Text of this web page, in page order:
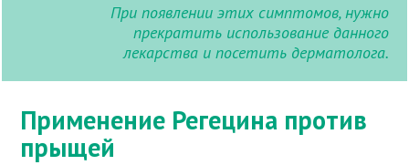
При появлении этих симптомов, нужно
прекратить использование данного
лекарства и посетить дерматолога.
Применение Регецина против
прыщей